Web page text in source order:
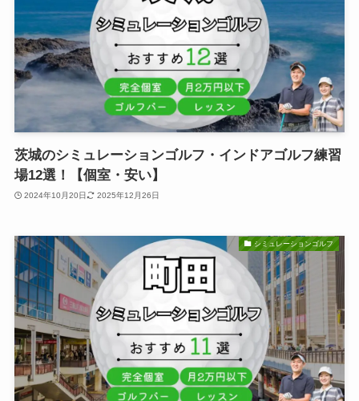
茨城のシミュレーションゴルフ・インドアゴルフ練習
場12選！【個室・安い】
2024年10月20日 2025年12月26日
シミュレーションゴルフ